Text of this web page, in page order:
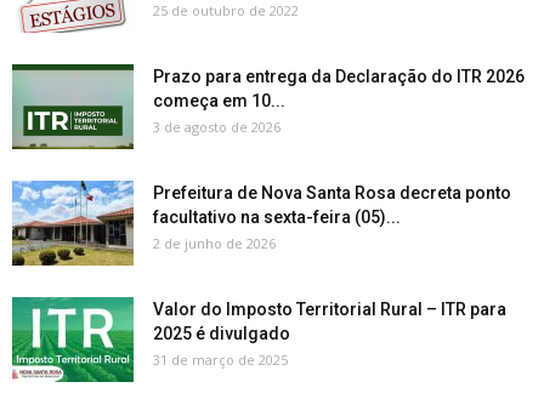
25 de outubro de 2022
Prazo para entrega da Declaração do ITR 2026
começa em 10...
3 de agosto de 2026
Prefeitura de Nova Santa Rosa decreta ponto
facultativo na sexta-feira (05)...
2 de junho de 2026
Valor do Imposto Territorial Rural – ITR para
2025 é divulgado
31 de março de 2025